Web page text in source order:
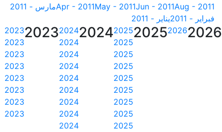
Aug - 2011
Jun - 2011
May - 2011
Apr - 2011مارس - 2011
فبراير - 2011
يناير - 2011
2026
2026
2025
2025
2025
2025
2025
2025
2025
2025
2025
2025
2024
2024
2024
2024
2024
2024
2024
2024
2024
2024
2023
2023
2023
2023
2023
2023
2023
2023
2023